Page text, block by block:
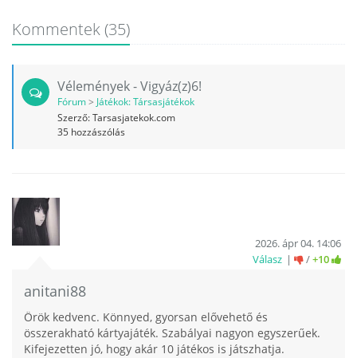
Kommentek(35)
Vélemények - Vigyáz(z)6!
Fórum> Játékok: Társasjátékok
Szerző:Tarsasjatekok.com
35 hozzászólás
anitani88
2026. ápr 04. 14:06
Válasz
/+10
Örök kedvenc. Könnyed, gyorsan elővehető és
összerakható kártyajáték. Szabályai nagyon egyszerűek.
Kifejezetten jó, hogy akár 10 játékos is játszhatja.